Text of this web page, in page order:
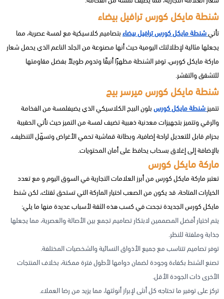
شنطة مايكل كورس ترافيل بيضاء
تأتيشنطة مايكل كورس ترافيل بيضاءبتصاميم كلاسيكية مع لمسة عصرية، مما
يجعلها مثالية لإطلالتك اليومية حيث أنها مصنوعة من الجلد الناعم الذي يحمل شعار
ماركة مايكل كورس، توفر الشنطة مظهرًا أنيقًا وتدوم طويلاً بفضل مقاومتها
للتشقق والتقشر.
شنطة مايكل كورس ميرسر بيج
تتميزشنطة مايكل كورسبلون البيج الكلاسيكي الذي يضيفلمسة من الفخامة
والرقي وتتميز بتجهيزات معدنية ذهبية تضيف لمسة من التميز حيث تأتي الحقيبة
بحزام قابل للتعديل لراحة إضافية، وبطانة قماشية تحمي الأغراض وتسهّل التنظيف،
بالإضافة إلى إغلاق بسحاب يحافظ على أمان المحتويات.
ماركة مايكل كورس
تعتبر ماركة مايكل كورس من أبرز العلامات التجارية في السوق اليوم و مع تعدد
الخيارات المتاحة، قد يكون من الصعب اختيار الماركة التي تستحق ثقتك، لكن شنط
مايكل كورس الجديدة نجحت في كسب هذه الثقة لأسباب عديدة منها ما يلي:
يتم اختيار أفضل المصممين لابتكار تصاميم تجمع بين الأصالة والعصرية، مما يجعلها
جذابة وملفتة للنظر.
توفر تصاميم تتناسب مع جميع الأذواق النسائية والشخصيات المختلفة.
تصنع الشنط بكفاءة وجودة لضمان دوامها لأطول فترة ممكنة، بخلاف المنتجات
الأخرى ذات الجودة الأقل.
تركز على توفير ما تحتاجه كل أنثى لإبراز أنوثتها، مما يزيد من رضا العملاء.